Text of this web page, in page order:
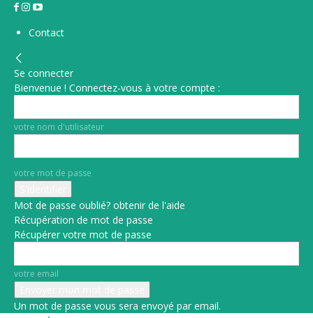
Contact
Se connecter
Bienvenue ! Connectez-vous à votre compte :
votre nom d'utilisateur
votre mot de passe
Mot de passe oublié? obtenir de l'aide
Récupération de mot de passe
Récupérer votre mot de passe
votre email
Un mot de passe vous sera envoyé par email.